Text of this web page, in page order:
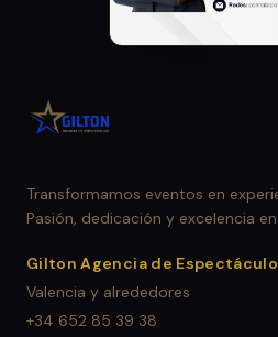
Transformamos eventos en
Pasión, dedicación y excelencia
Gilton Agencia de
Valencia y alrededores
+34 652 85 39 38